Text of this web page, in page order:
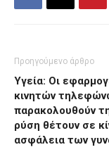
Προηγούμενο άρθρο
Υγεία: Οι
κινητών
παρακολουθούν
ρύση θέτουν σε
ασφάλεια των